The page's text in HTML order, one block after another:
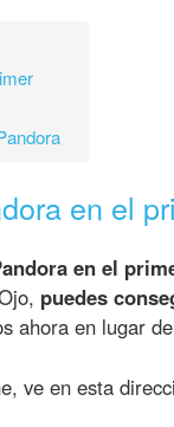
en el
en el
puedes
ahora en lugar
ve en esta